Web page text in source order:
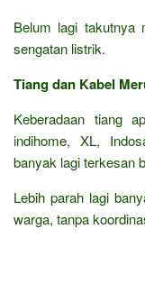
Belum lagi takutnya
sengatan listrik.
Tiang dan Kabel
Keberadaan tiang
indihome, XL,
banyak lagi terkesan
Lebih parah lagi
warga, tanpa